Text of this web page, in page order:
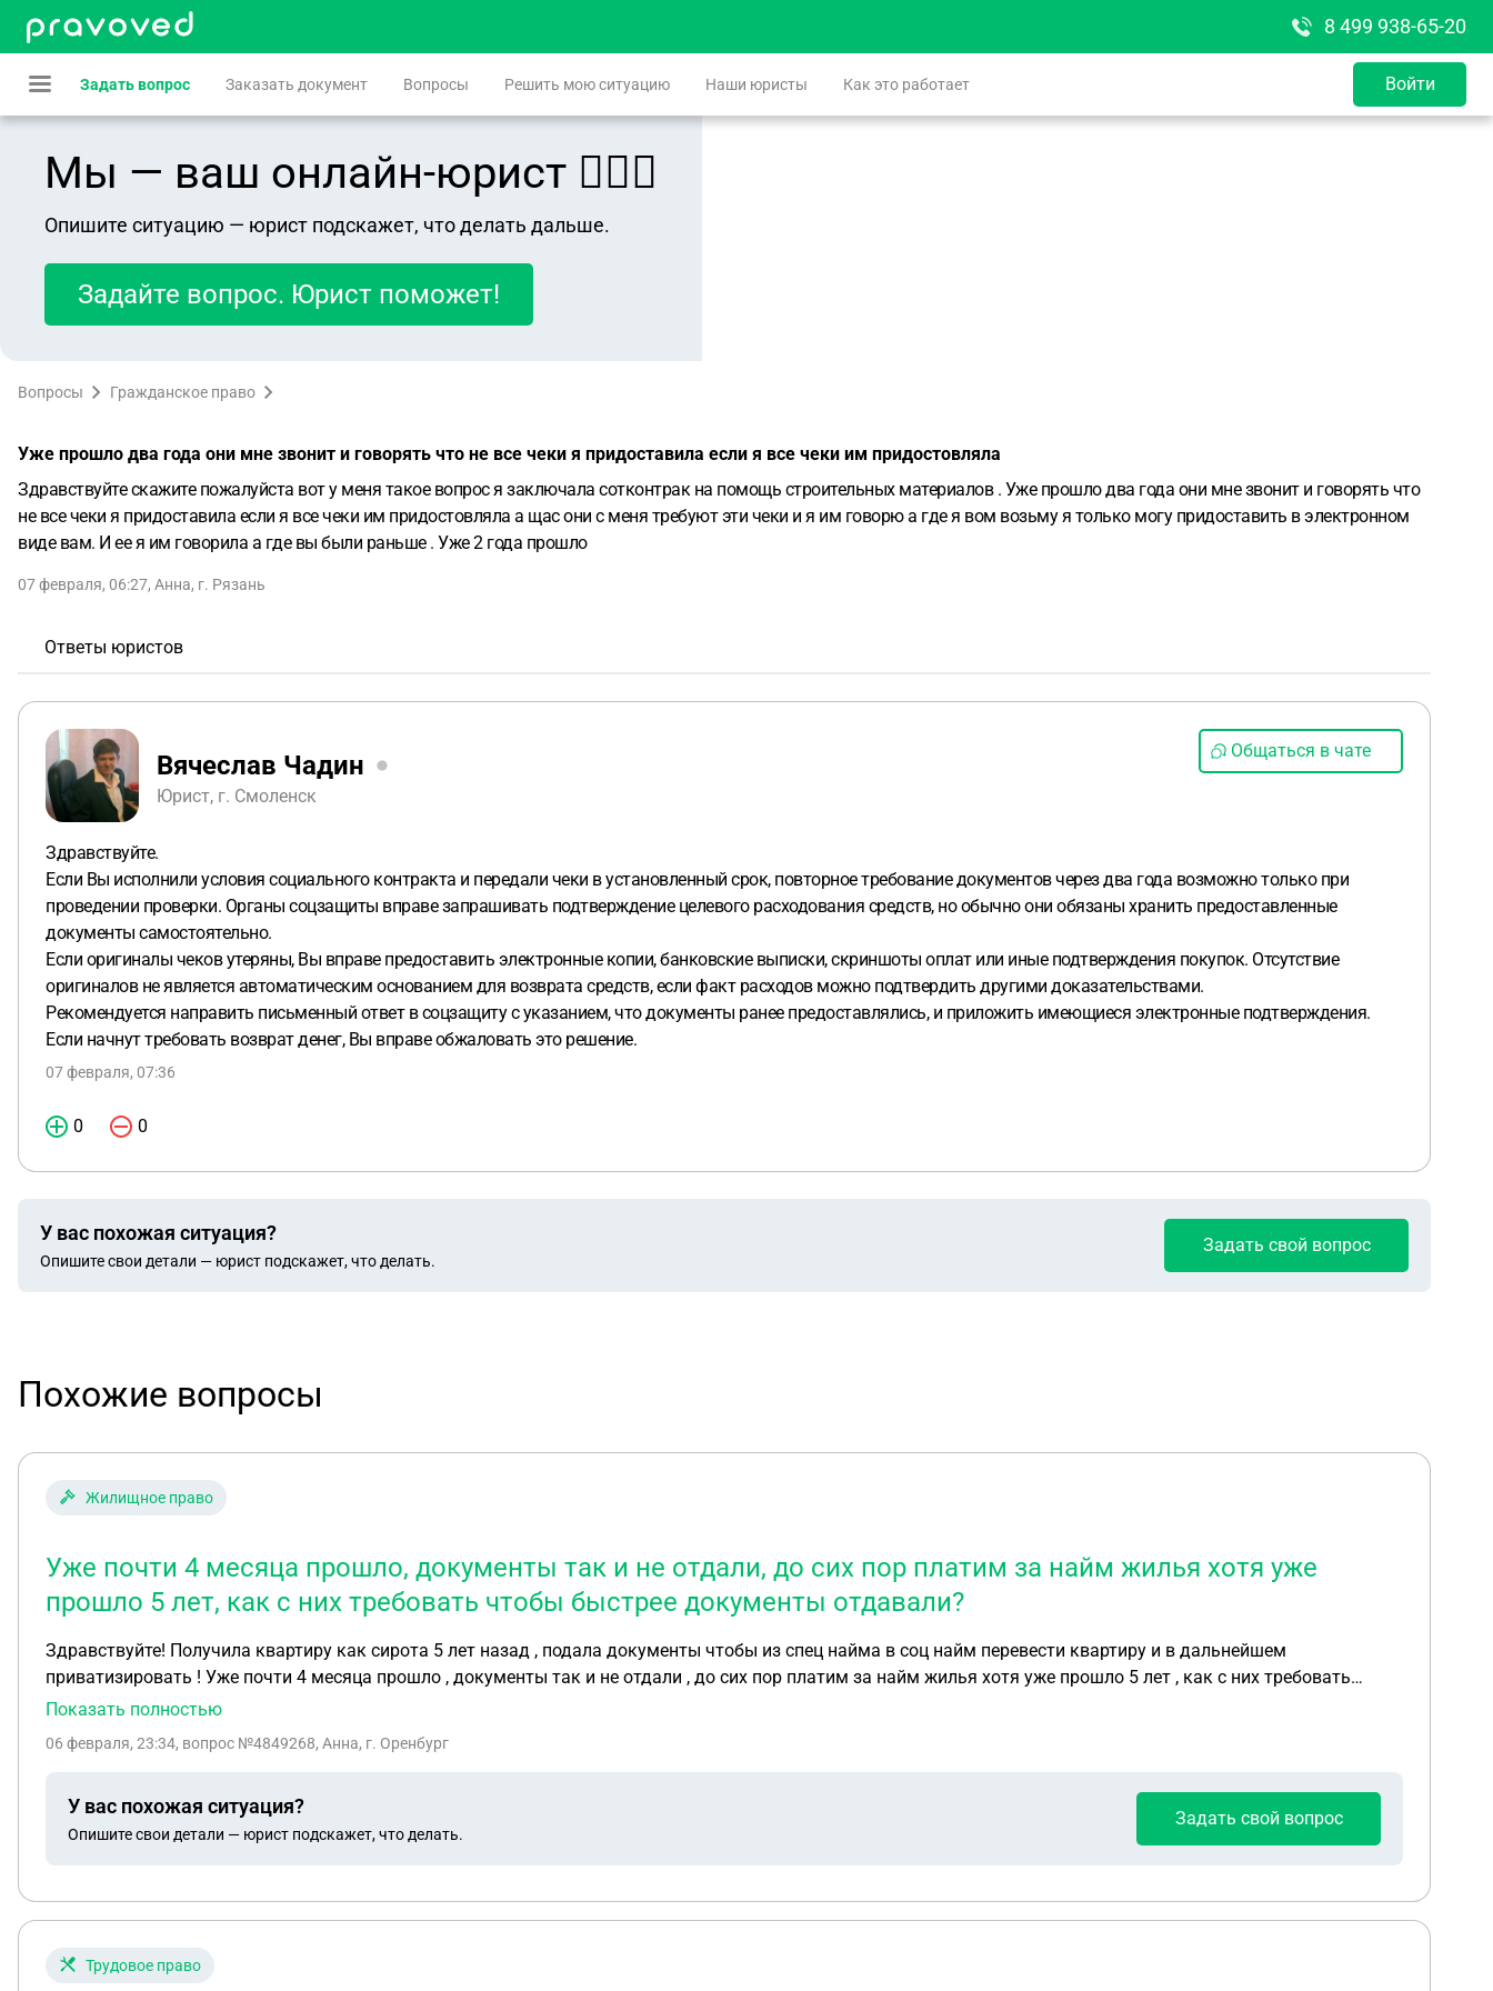
8 499 938-65-20
Задать вопрос Заказать документ Вопросы Решить мою ситуацию Наши юристы Как это работает Войти
Мы — ваш онлайн-юрист 👨🏻‍⚖️
Опишите ситуацию — юрист подскажет, что делать дальше.
Задайте вопрос. Юрист поможет!
Вопросы Гражданское право
Уже прошло два года они мне звонит и говорять что не все чеки я придоставила если я все чеки им придостовляла
Здравствуйте скажите пожалуйста вот у меня такое вопрос я заключала сотконтрак на помощь строительных материалов . Уже прошло два года они мне звонит и говорять что
не все чеки я придоставила если я все чеки им придостовляла а щас они с меня требуют эти чеки и я им говорю а где я вом возьму я только могу придоставить в электронном
виде вам. И ее я им говорила а где вы были раньше . Уже 2 года прошло
07 февраля, 06:27, Анна, г. Рязань
Ответы юристов
Вячеслав Чадин
Юрист, г. Смоленск
Общаться в чате
Здравствуйте.
Если Вы исполнили условия социального контракта и передали чеки в установленный срок, повторное требование документов через два года возможно только при
проведении проверки. Органы соцзащиты вправе запрашивать подтверждение целевого расходования средств, но обычно они обязаны хранить предоставленные
документы самостоятельно.
Если оригиналы чеков утеряны, Вы вправе предоставить электронные копии, банковские выписки, скриншоты оплат или иные подтверждения покупок. Отсутствие
оригиналов не является автоматическим основанием для возврата средств, если факт расходов можно подтвердить другими доказательствами.
Рекомендуется направить письменный ответ в соцзащиту с указанием, что документы ранее предоставлялись, и приложить имеющиеся электронные подтверждения.
Если начнут требовать возврат денег, Вы вправе обжаловать это решение.
07 февраля, 07:36
0 0
У вас похожая ситуация?
Опишите свои детали — юрист подскажет, что делать.
Задать свой вопрос
Похожие вопросы
Жилищное право
Уже почти 4 месяца прошло, документы так и не отдали, до сих пор платим за найм жилья хотя уже
прошло 5 лет, как с них требовать чтобы быстрее документы отдавали?
Здравствуйте! Получила квартиру как сирота 5 лет назад , подала документы чтобы из спец найма в соц найм перевести квартиру и в дальнейшем
приватизировать ! Уже почти 4 месяца прошло , документы так и не отдали , до сих пор платим за найм жилья хотя уже прошло 5 лет , как с них требовать
чтобы быстрее документы отдавали ?
Показать полностью
06 февраля, 23:34, вопрос №4849268, Анна, г. Оренбург
У вас похожая ситуация?
Опишите свои детали — юрист подскажет, что делать.
Задать свой вопрос
Трудовое право